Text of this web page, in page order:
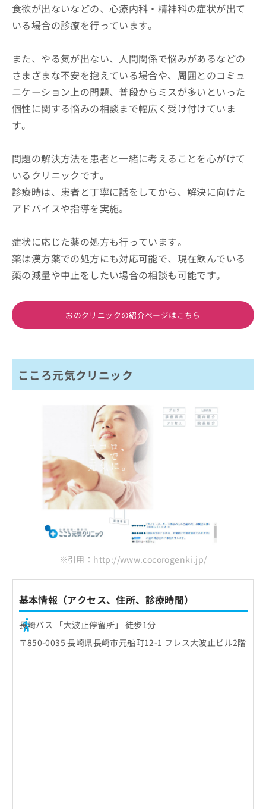
食欲が出ないなどの、心療内科・精神科の症状が出て
いる場合の診療を行っています。
また、やる気が出ない、人間関係で悩みがあるなどの
さまざまな不安を抱えている場合や、周囲とのコミュ
ニケーション上の問題、普段からミスが多いといった
個性に関する悩みの相談まで幅広く受け付けていま
す。
問題の解決方法を患者と一緒に考えることを心がけて
いるクリニックです。
診療時は、患者と丁寧に話をしてから、解決に向けた
アドバイスや指導を実施。
症状に応じた薬の処方も行っています。
薬は漢方薬での処方にも対応可能で、現在飲んでいる
薬の減量や中止をしたい場合の相談も可能です。
おのクリニックの紹介ページはこちら
こころ元気クリニック
※引用：http://www.cocorogenki.jp/
基本情報（アクセス、住所、診療時間）
長崎バス 「大波止停留所」 徒歩1分
〒850-0035 長崎県長崎市元船町12-1 フレス大波止ビル2階